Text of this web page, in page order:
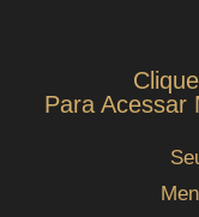
Para Acessar